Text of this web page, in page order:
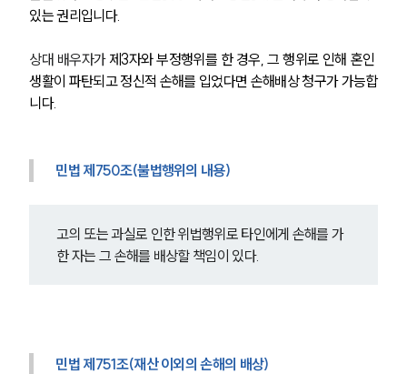
있는 권리입니다.
상대 배우자가 제3자와 부정행위를 한 경우, 그 행위로 인해 혼인
생활이 파탄되고 정신적 손해를 입었다면 손해배상 청구가 가능합
니다.
민법 제750조(불법행위의 내용)
고의 또는 과실로 인한 위법행위로 타인에게 손해를 가
한 자는 그 손해를 배상할 책임이 있다.
민법 제751조(재산 이외의 손해의 배상)